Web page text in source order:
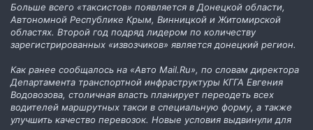
Больше всего «таксистов» появляется в Донецкой области,
Автономной Республике Крым, Винницкой и Житомирской
областях. Второй год подряд лидером по количеству
зарегистрированных «извозчиков» является донецкий регион.
Как ранее сообщалось на «Авто Mail.Ru», по словам директора
Департамента транспортной инфраструктуры КГГА Евгения
Водовозова, столичная власть планирует переодеть всех
водителей маршрутных такси в специальную форму, а также
улучшить качество перевозок. Новые условия выдвинули для